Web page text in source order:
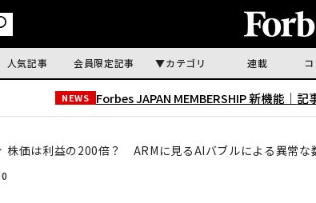
人気記事 会員限定記事 カテゴリ 連載
NEWS Forbes JAPAN MEMBERSHIP 新機能｜ 記
株価は利益の200倍？ ARMに見るAIバブルによる異常な